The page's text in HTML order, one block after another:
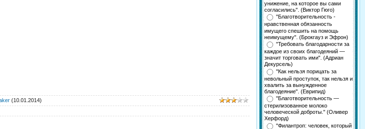
(10.01.2014)
унижение, на которое вы сами
согласились". (Виктор Гюго)
"Благотворительность -
нравственная обязанность
имущего спешить на помощь
неимущему". (Брокгауз и Эфрон)
"Требовать благодарности за
каждое из своих благодеяний —
значит торговать ими". (Адриан
Декурсель)
"Как нельзя порицать за
невольный проступок, так нельзя и
хвалить за вынужденное
благодеяние". (Еврипид)
"Благотворительность —
стерилизованное молоко
человеческой доброты." (Оливер
Херфорд)
"Филантроп: человек, который